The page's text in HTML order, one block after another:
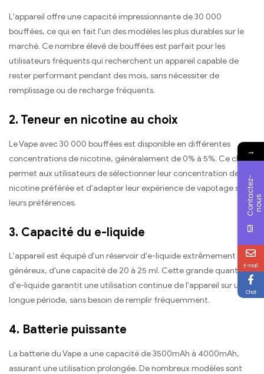
L'appareil offre une capacité impressionnante de 30 000
bouffées, ce qui en fait l'un des modèles les plus durables sur le
marché. Ce nombre élevé de bouffées est parfait pour les
utilisateurs fréquents qui recherchent un appareil capable de
rester performant pendant des mois, sans nécessiter de
remplissage ou de recharge fréquents.
2. Teneur en nicotine au choix
Le Vape avec 30 000 bouffées est disponible en différentes
concentrations de nicotine, généralement de 0% à 5%. Ce choix
permet aux utilisateurs de sélectionner leur concentration de
nicotine préférée et d'adapter leur expérience de vapotage selon
leurs préférences.
3. Capacité du e-liquide
L'appareil est équipé d'un réservoir d'e-liquide extrêmement
généreux, d'une capacité de 20 à 25 ml. Cette grande quantité
d'e-liquide garantit une utilisation continue de l'appareil sur une
longue période, sans besoin de remplir fréquemment.
4. Batterie puissante
La batterie du Vape a une capacité de 3500mAh à 4000mAh,
assurant une utilisation prolongée. De nombreux modèles sont
→
C
o
n
t a
c
t
e
z
-
n
o
u s
E-mail
Chat